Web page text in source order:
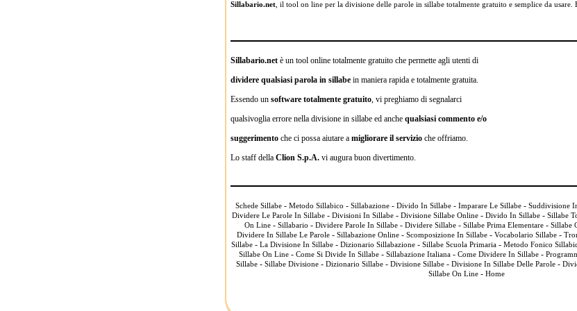
Sillabario.net, il tool on line per la divisione delle parole in sillabe totalmente gratuito e semplice da
Sillabario.netè un tool online totalmente gratuito che permette agli utenti di
dividere qualsiasi parola in sillabein maniera rapida e totalmente gratuita.
Essendo un software totalmente gratuito, vi preghiamo di segnalarci
qualsivoglia errore nella divisione in sillabe ed anche qualsiasi commento e/o
suggerimentoche ci possa aiutare a migliorare il servizioche offriamo.
Lo staff della Clion S.p.A.vi augura buon divertimento.
Schede Sillabe- Metodo Sillabico - Sillabazione- Divido In Sillabe- Imparare Le Sillabe- Suddivisione
Dividere Le Parole In Sillabe - Divisioni In Sillabe - Divisione Sillabe Online - Divido In Sillabe - Sillabe
On Line- Sillabario - Dividere Parole In Sillabe- Dividere Sillabe- Sillabe Prima Elementare- Sillabe
Dividere In Sillabe Le Parole- Sillabazione Online- Scomposizione In Sillabe- Vocabolario Sillabe-
Sillabe - La Divisione In Sillabe - Dizionario Sillabazione - Sillabe Scuola Primaria - Metodo Fonico
Sillabe On Line - Come Si Divide In Sillabe - Sillabazione Italiana - Come Dividere In Sillabe -
Sillabe- Sillabe Divisione- Dizionario Sillabe- Divisione Sillabe- Divisione In Sillabe Delle Parole-
Sillabe On Line - Home